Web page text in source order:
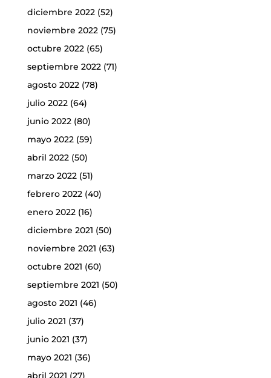
diciembre 2022(52)
noviembre 2022(75)
octubre 2022(65)
septiembre 2022(71)
agosto 2022(78)
julio 2022(64)
junio 2022(80)
mayo 2022(59)
abril 2022(50)
marzo 2022(51)
febrero 2022(40)
enero 2022(16)
diciembre 2021 (50)
noviembre 2021 (63)
octubre 2021 (60)
septiembre 2021 (50)
agosto 2021 (46)
julio 2021 (37)
junio 2021 (37)
mayo 2021 (36)
abril 2021 (27)